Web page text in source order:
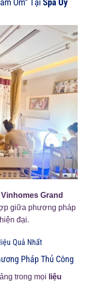
Ốm” Tại Spa Uy
Grand
giữa phương pháp
đại.
Quả Nhất
Pháp Thủ Công
trong mọi liệu